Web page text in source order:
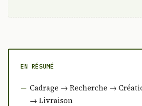
EN RÉSUMÉ
Cadrage → Recherche →
→ Livraison